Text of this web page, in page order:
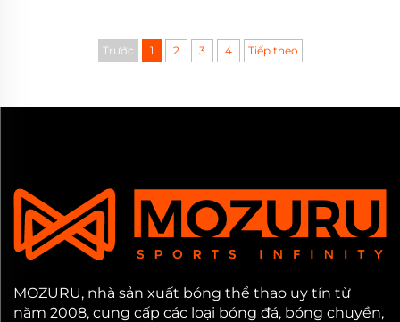
Trước 1 2 3 4 Tiếp theo
MOZURU, nhà sản xuất bóng thể thao uy tín từ
năm 2008, cung cấp các loại bóng đá, bóng chuyền,